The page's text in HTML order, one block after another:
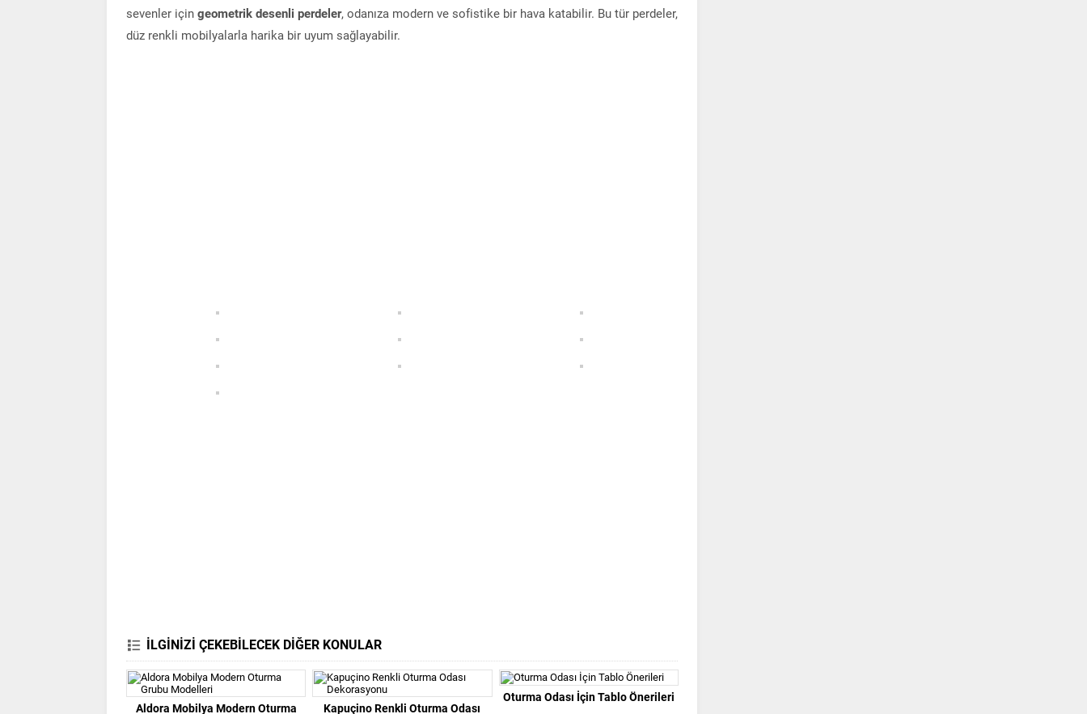
sevenler için geometrik desenli perdeler, odanıza modern ve sofistike bir hava katabilir. Bu tür perdeler,
düz renkli mobilyalarla harika bir uyum sağlayabilir.
İLGİNİZİ ÇEKEBİLECEK DİĞER KONULAR
Aldora Mobilya Modern Oturma Kapuçino Renkli Oturma Odası
Oturma Odası İçin Tablo Önerileri